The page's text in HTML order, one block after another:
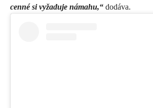
cenné si vyžaduje námahu,“ dodáva.